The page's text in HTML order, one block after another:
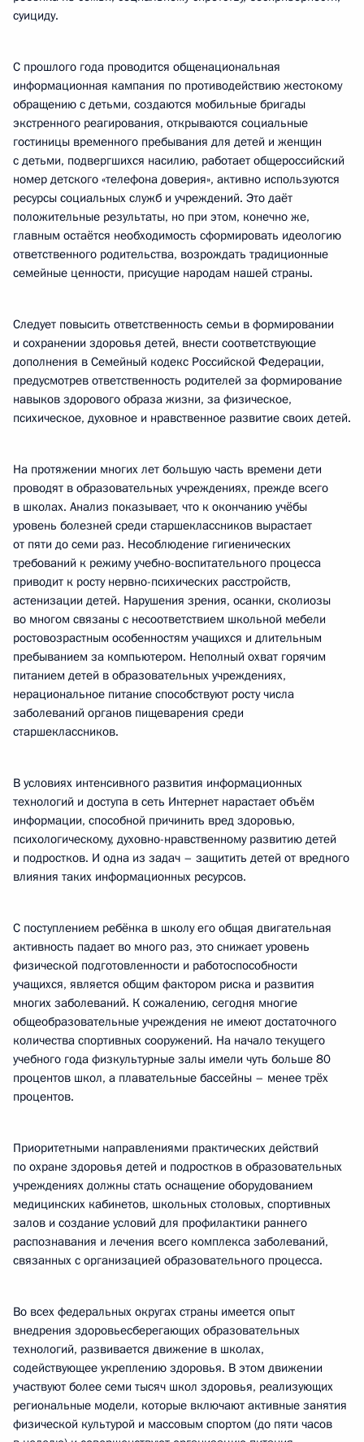
суициду.
С прошлого года проводится общенациональная
информационная кампания по противодействию жестокому
обращению с детьми, создаются мобильные бригады
экстренного реагирования, открываются социальные
гостиницы временного пребывания для детей и женщин
с детьми, подвергшихся насилию, работает общероссийский
номер детского «телефона доверия», активно используются
ресурсы социальных служб и учреждений. Это даёт
положительные результаты, но при этом, конечно же,
главным остаётся необходимость сформировать идеологию
ответственного родительства, возрождать традиционные
семейные ценности, присущие народам нашей страны.
Следует повысить ответственность семьи в формировании
и сохранении здоровья детей, внести соответствующие
дополнения в Семейный кодекс Российской Федерации,
предусмотрев ответственность родителей за формирование
навыков здорового образа жизни, за физическое,
психическое, духовное и нравственное развитие своих детей.
На протяжении многих лет большую часть времени дети
проводят в образовательных учреждениях, прежде всего
в школах. Анализ показывает, что к окончанию учёбы
уровень болезней среди старшеклассников вырастает
от пяти до семи раз. Несоблюдение гигиенических
требований к режиму учебно-воспитательного процесса
приводит к росту нервно-психических расстройств,
астенизации детей. Нарушения зрения, осанки, сколиозы
во многом связаны с несоответствием школьной мебели
ростовозрастным особенностям учащихся и длительным
пребыванием за компьютером. Неполный охват горячим
питанием детей в образовательных учреждениях,
нерациональное питание способствуют росту числа
заболеваний органов пищеварения среди
старшеклассников.
В условиях интенсивного развития информационных
технологий и доступа в сеть Интернет нарастает объём
информации, способной причинить вред здоровью,
психологическому, духовно-нравственному развитию детей
и подростков. И одна из задач – защитить детей от вредного
влияния таких информационных ресурсов.
С поступлением ребёнка в школу его общая двигательная
активность падает во много раз, это снижает уровень
физической подготовленности и работоспособности
учащихся, является общим фактором риска и развития
многих заболеваний. К сожалению, сегодня многие
общеобразовательные учреждения не имеют достаточного
количества спортивных сооружений. На начало текущего
учебного года физкультурные залы имели чуть больше 80
процентов школ, а плавательные бассейны – менее трёх
процентов.
Приоритетными направлениями практических действий
по охране здоровья детей и подростков в образовательных
учреждениях должны стать оснащение оборудованием
медицинских кабинетов, школьных столовых, спортивных
залов и создание условий для профилактики раннего
распознавания и лечения всего комплекса заболеваний,
связанных с организацией образовательного процесса.
Во всех федеральных округах страны имеется опыт
внедрения здоровьесберегающих образовательных
технологий, развивается движение в школах,
содействующее укреплению здоровья. В этом движении
участвуют более семи тысяч школ здоровья, реализующих
региональные модели, которые включают активные занятия
физической культурой и массовым спортом (до пяти часов